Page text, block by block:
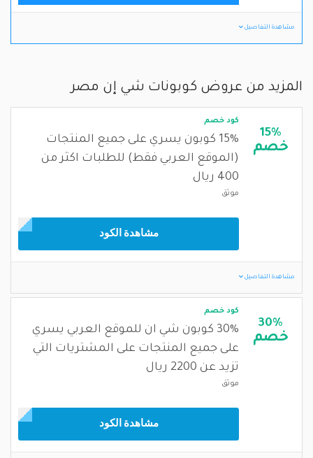
مشاهدة التفاصيل
المزيد من عروض كوبونات شي إن مصر
15%
خصم
كود خصم
15% كوبون يسري على جميع المنتجات
(الموقع العربي فقط) للطلبات اكثر من
400 ريال
موثق
مشاهدة الكود
مشاهدة التفاصيل
30%
خصم
كود خصم
30% كوبون شي ان للموقع العربي يسري
على جميع المنتجات على المشتريات التي
تزيد عن 2200 ريال
موثق
مشاهدة الكود